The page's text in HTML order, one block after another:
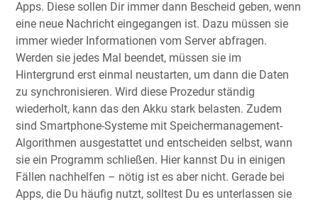
Apps. Diese sollen Dir immer dann Bescheid geben, wenn
eine neue Nachricht eingegangen ist. Dazu müssen sie
immer wieder Informationen vom Server abfragen.
Werden sie jedes Mal beendet, müssen sie im
Hintergrund erst einmal neustarten, um dann die Daten
zu synchronisieren. Wird diese Prozedur ständig
wiederholt, kann das den Akku stark belasten. Zudem
sind Smartphone-Systeme mit Speichermanagement-
Algorithmen ausgestattet und entscheiden selbst, wann
sie ein Programm schließen. Hier kannst Du in einigen
Fällen nachhelfen – nötig ist es aber nicht. Gerade bei
Apps, die Du häufig nutzt, solltest Du es unterlassen sie